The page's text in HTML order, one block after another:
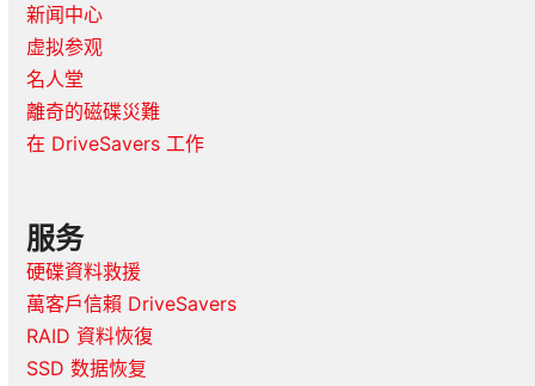
新闻中心
虚拟参观
名人堂
離奇的磁碟災難
在 DriveSavers 工作
服务
硬碟資料救援
萬客戶信賴 DriveSavers
RAID 資料恢復
SSD 数据恢复